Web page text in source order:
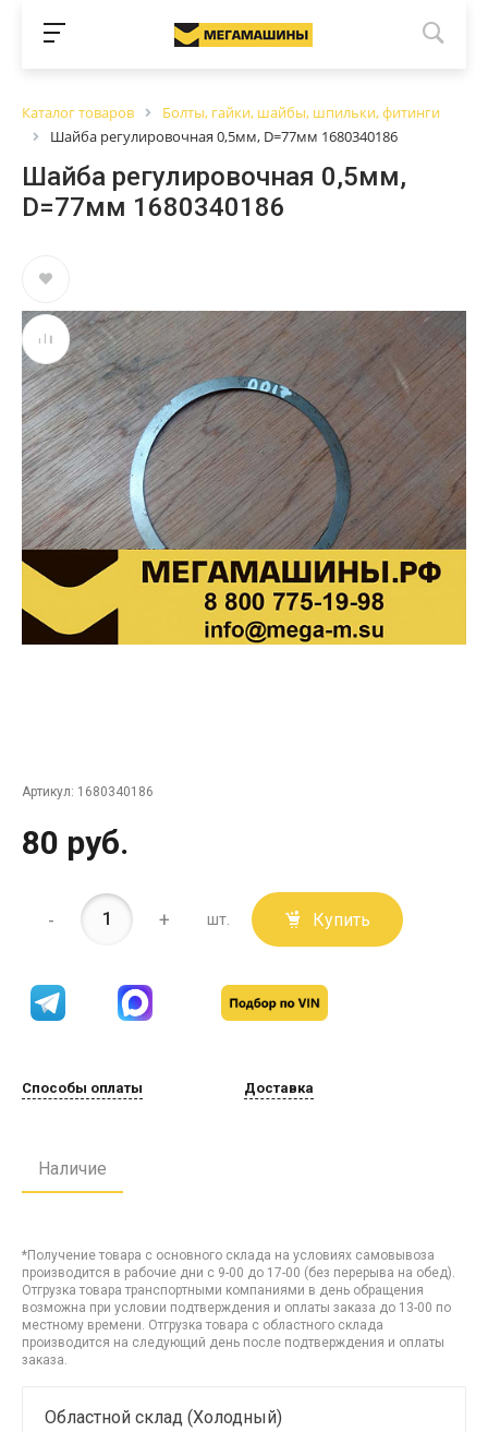
Каталог товаров
Болты, гайки, шайбы, шпильки, фитинги
Шайба регулировочная 0,5мм, D=77мм 1680340186
Шайба регулировочная 0,5мм,
D=77мм 1680340186
Артикул: 1680340186
80 руб.
- + шт. Купить
Способы оплаты Доставка
Наличие
*Получение товара с основного склада на условиях самовывоза
производится в рабочие дни с 9-00 до 17-00 (без перерыва на обед).
Отгрузка товара транспортными компаниями в день обращения
возможна при условии подтверждения и оплаты заказа до 13-00 по
местному времени. Отгрузка товара с областного склада
производится на следующий день после подтверждения и оплаты
заказа.
Областной склад (Холодный)